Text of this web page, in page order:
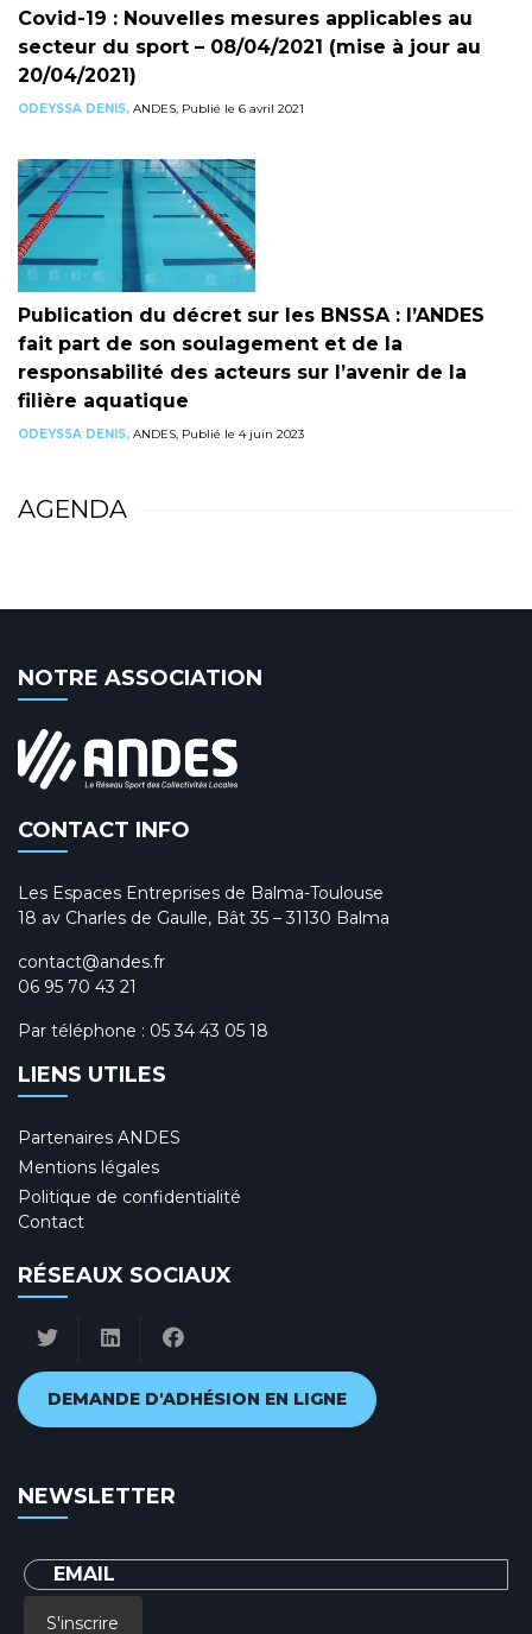
Covid-19 : Nouvelles mesures applicables au
secteur du sport – 08/04/2021 (mise à jour au
20/04/2021)
ODEYSSA DENIS, ANDES, Publié le 6 avril 2021
Publication du décret sur les BNSSA : l’ANDES
fait part de son soulagement et de la
responsabilité des acteurs sur l’avenir de la
filière aquatique
ODEYSSA DENIS, ANDES, Publié le 4 juin 2023
AGENDA
NOTRE ASSOCIATION
CONTACT INFO
Les Espaces Entreprises de Balma-Toulouse
18 av Charles de Gaulle, Bât 35 – 31130 Balma
contact@andes.fr
06 95 70 43 21
Par téléphone : 05 34 43 05 18
LIENS UTILES
Partenaires ANDES
Mentions légales
Politique de confidentialité
Contact
RÉSEAUX SOCIAUX
DEMANDE D'ADHÉSION EN LIGNE
NEWSLETTER
S'inscrire